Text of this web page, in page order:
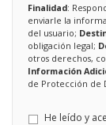
Finalidad:
enviarle la
del usuario;
obligación legal;
otros derechos,
Información
de Protección de
He leído y